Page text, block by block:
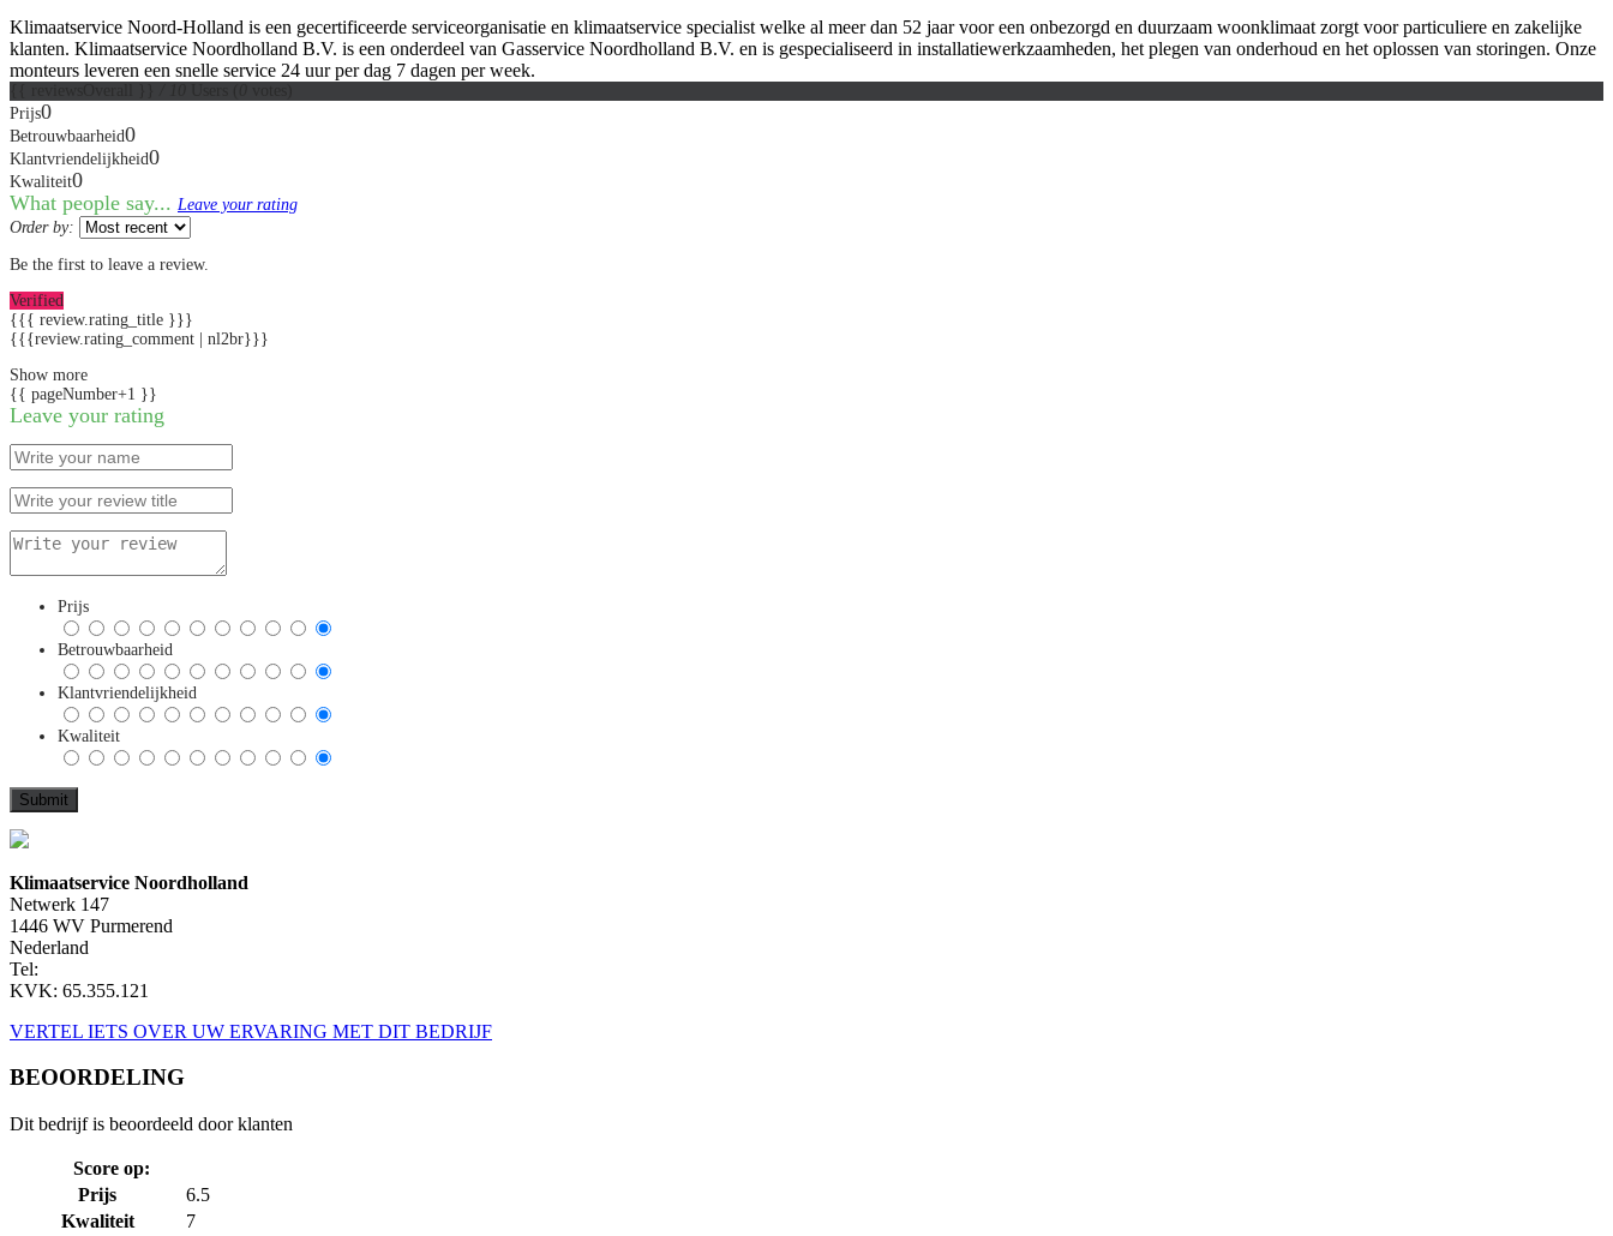
Klimaatservice Noord-Holland is een gecertificeerde serviceorganisatie en klimaatservice specialist welke al meer dan 52 jaar voor een onbezorgd en duurzaam woonklimaat zorgt voor particuliere en zakelijke
klanten. Klimaatservice Noordholland B.V. is een onderdeel van Gasservice Noordholland B.V. en is gespecialiseerd in installatiewerkzaamheden, het plegen van onderhoud en het oplossen van storingen. Onze
monteurs leveren een snelle service 24 uur per dag 7 dagen per week.
Prijs0
Betrouwbaarheid0
Klantvriendelijkheid0
Kwaliteit0
What people say... Leave your rating
Order by:
Be the first to leave a review.
Verified
{{{ review.rating_title }}}
{{{review.rating_comment | nl2br}}}
Show more
{{ pageNumber+1 }}
Leave your rating
Prijs
Betrouwbaarheid
Klantvriendelijkheid
Kwaliteit
Klimaatservice Noordholland
Netwerk 147
1446 WV Purmerend
Nederland
Tel:
KVK: 65.355.121
VERTEL IETS OVER UW ERVARING MET DIT BEDRIJF
BEOORDELING
Dit bedrijf is beoordeeld doorklanten
Score op:
Prijs
6.5
Kwaliteit
7